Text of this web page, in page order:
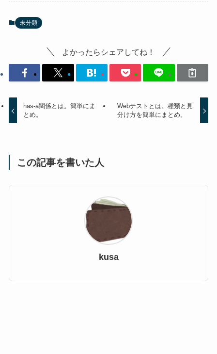
未分類
よかったらシェアしてね！
has-a関係とは。簡単にま
とめ。
Webテストとは。種類と見
分け方を簡単にまとめ。
この記事を書いた人
kusa